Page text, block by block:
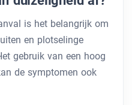
is het belangrijk om
en plotselinge
gebruik van een hoog
de symptomen ook